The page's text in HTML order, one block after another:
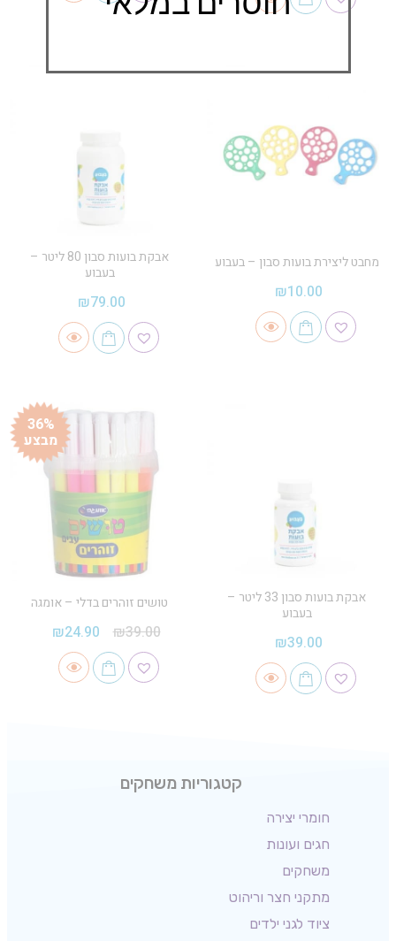
מחבט ליצירת בועות סבון – בעבוע
₪10.00
אבקת בועות סבון 80 ליטר –
בעבוע
₪79.00
אבקת בועות סבון 33 ליטר –
בעבוע
₪39.00
36%
מבצע
טושים זוהרים בדלי – אומגה
₪39.00
₪24.90
קטגוריות משחקים
חומרי יצירה
חגים ועונות
משחקים
מתקני חצר וריהוט
ציוד לגני ילדים